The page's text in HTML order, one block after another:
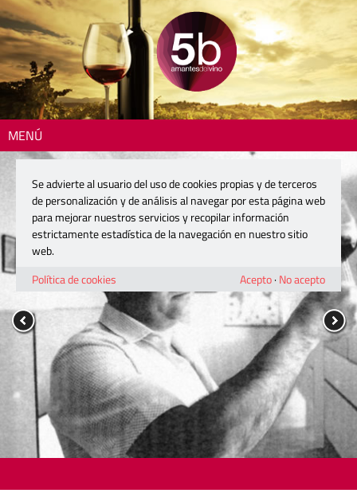
MENÚ
Se advierte al usuario del uso de cookies propias y de terceros
de personalización y de análisis al navegar por esta página web
para mejorar nuestros servicios y recopilar información
estrictamente estadística de la navegación en nuestro sitio
web.
Política de cookies
Acepto· No acepto